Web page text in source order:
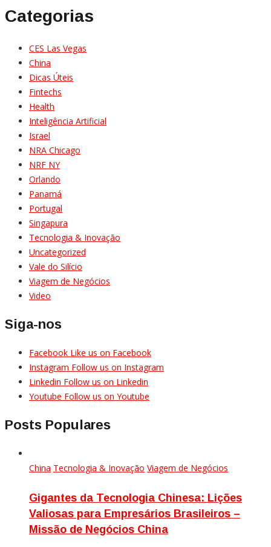
Categorias
CES Las Vegas
China
Dicas Úteis
Fintechs
Health
Inteligência Artificial
Israel
NRA Chicago
NRF NY
Orlando
Panamá
Portugal
Singapura
Tecnologia & Inovação
Uncategorized
Vale do Silício
Viagem de Negócios
Video
Siga-nos
Facebook Like us on Facebook
Instagram Follow us on Instagram
Linkedin Follow us on Linkedin
Youtube Follow us on Youtube
Posts Populares
China Tecnologia & Inovação Viagem de Negócios
Gigantes da Tecnologia Chinesa: Lições
Valiosas para Empresários Brasileiros –
Missão de Negócios China